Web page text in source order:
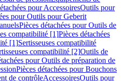
pour AccessoiresOutils pour
pour Outils pour Geberit
Pièces détachées pour Outils de
compatibilité [1]Pièces détachées
[1]Sertisseuses compatibilité
compatibilité [2]Outils de
pour Outils de préparation de
Pièces détachées pour Bouchons
de contrôleAccessoiresOutils pour